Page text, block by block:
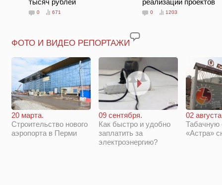
тысяч рублей
0 671
реализации проектов
0 1203
ФОТО И ВИДЕО РЕПОРТАЖИ
20 марта.
Строительство нового
аэропорта в Перми
09 сентября.
Как быстро и удобно
заплатить за
электроэнергию?
02
Табачную
«Астра»